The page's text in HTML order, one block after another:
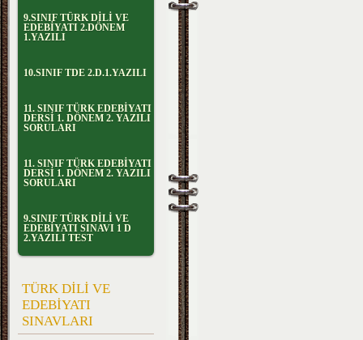
9.SINIF TÜRK DİLİ VE
EDEBİYATI 2.DÖNEM
1.YAZILI
10.SINIF TDE 2.D.1.YAZILI
11. SINIF TÜRK EDEBİYATI
DERSİ 1. DÖNEM 2. YAZILI
SORULARI
11. SINIF TÜRK EDEBİYATI
DERSİ 1. DÖNEM 2. YAZILI
SORULARI
9.SINIF TÜRK DİLİ VE
EDEBİYATI SINAVI 1 D
2.YAZILI TEST
TÜRK DİLİ VE
EDEBİYATI
SINAVLARI